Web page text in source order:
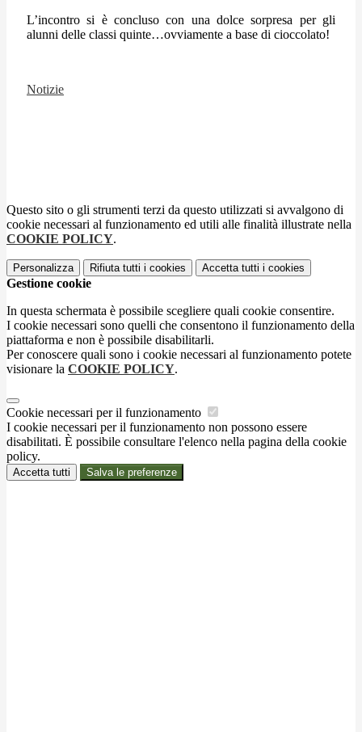
L’incontro si è concluso con una dolce sorpresa per gli
alunni delle classi quinte…ovviamente a base di cioccolato!
Notizie
Questo sito o gli strumenti terzi da questo utilizzati si avvalgono di
cookie necessari al funzionamento ed utili alle finalità illustrate nella
COOKIE POLICY.
Personalizza Rifiuta tutti i cookies Accetta tutti i cookies
Gestione cookie
In questa schermata è possibile scegliere quali cookie consentire.
I cookie necessari sono quelli che consentono il funzionamento della
piattaforma e non è possibile disabilitarli.
Per conoscere quali sono i cookie necessari al funzionamento potete
visionare la COOKIE POLICY.
Cookie necessari per il funzionamento
I cookie necessari per il funzionamento non possono essere
disabilitati. È possibile consultare l'elenco nella pagina della cookie
policy.
Accetta tutti Salva le preferenze